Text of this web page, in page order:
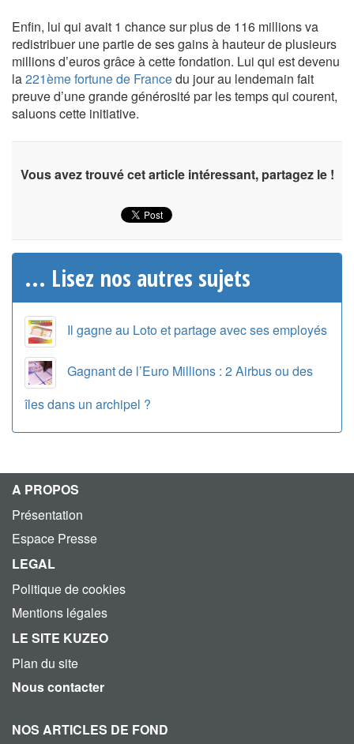
Enfin, lui qui avait 1 chance sur plus de 116 millions va
redistribuer une partie de ses gains à hauteur de plusieurs
millions d’euros grâce à cette fondation. Lui qui est devenu
la221ème fortune de Francedu jour au lendemain fait
preuve d’une grande générosité par les temps qui courent,
saluons cette initiative.
Vous avez trouvé cet article intéressant, partagez le !
... Lisez nos autres sujets
Il gagne au Loto et partage avec ses employés
Gagnant de l’Euro Millions : 2 Airbus ou des
îles dans un archipel ?
A PROPOS
Présentation
Espace Presse
LEGAL
Politique de cookies
Mentions légales
LE SITE KUZEO
Plan du site
Nous contacter
NOS ARTICLES DE FOND